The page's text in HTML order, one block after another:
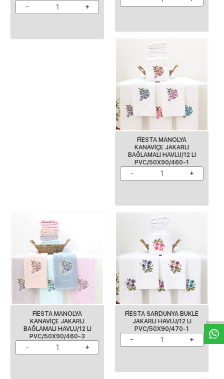
FİESTA MANOLYA
KANAVİÇE JAKARLI
BAĞLAMALI HAVLU/12 LI
PVC/50X90/460-1
FİESTA MANOLYA
KANAVİÇE JAKARLI
BAĞLAMALI HAVLU/12 LI
PVC/50X90/460-3
FİESTA SARDUNYA BUKLE
JAKARLI HAVLU/12 LI
PVC/50X90/470-1